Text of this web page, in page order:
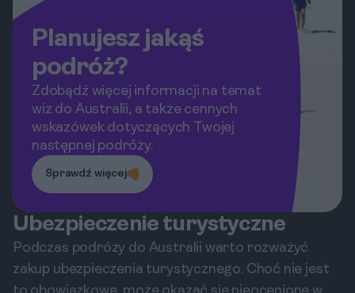
Planujesz jakąś
podróż?
Zdobądź więcej informacji na temat
wiz do Australii, a także cennych
wskazówek dotyczących Twojej
następnej podróży.
Sprawdź więcej
Ubezpieczenie turystyczne
Podczas podróży do Australii warto rozważyć
zakup ubezpieczenia turystycznego. Choć nie jest